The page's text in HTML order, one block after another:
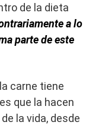
de la dieta
a lo
parte de este
carne tiene
que la hacen
la vida, desde